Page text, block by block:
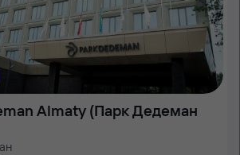
Almaty (Парк Дедеман